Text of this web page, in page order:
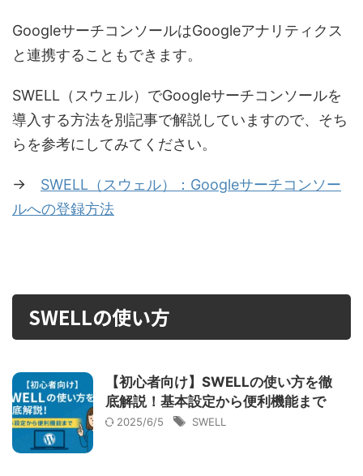
GoogleサーチコンソールはGoogleアナリティクス
と連携することもできます。
SWELL（スウェル）でGoogleサーチコンソールを
導入する方法を別記事で解説していますので、そち
らを参考にしてみてください。
→ SWELL（スウェル）：Googleサーチコンソー
ルへの登録方法
SWELLの使い方
【初心者向け】SWELLの使い方を徹
底解説！基本設定から便利機能まで
2025/6/5 SWELL